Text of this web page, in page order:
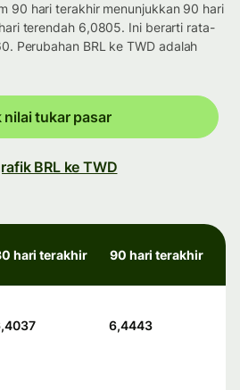
90 hari terakhir menunjukkan 90 hari
terendah 6,0805. Ini berarti rata-
Perubahan BRL ke TWD adalah
nilai tukar pasar
BRL ke TWD
hari terakhir 90 hari terakhir
6,4443